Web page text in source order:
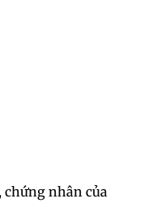
chứng nhân của